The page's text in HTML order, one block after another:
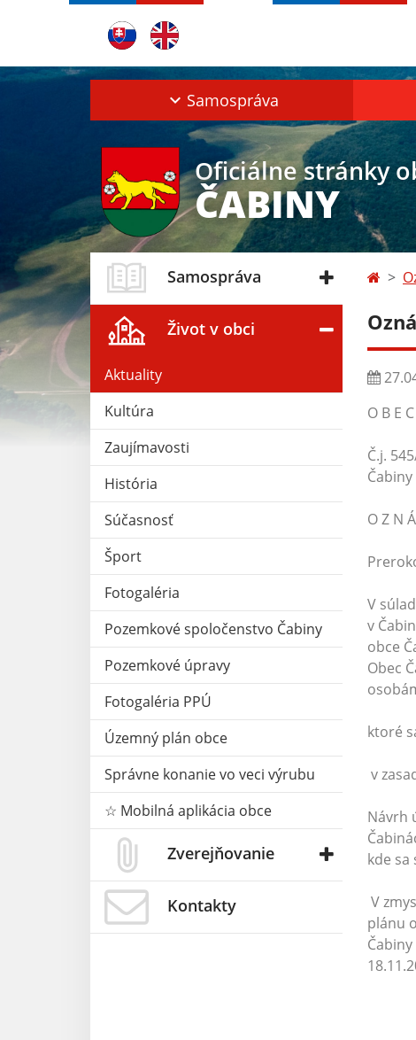
Samospráva
Oficiálne stránky
ČABINY
Samospráva
Život v obci
Aktuality
Kultúra
Zaujímavosti
História
Súčasnosť
Šport
Fotogaléria
Pozemkové spoločenstvo Čabiny
Pozemkové úpravy
Fotogaléria PPÚ
Územný plán obce
Správne konanie vo veci výrubu
☆ Mobilná aplikácia obce
Zverejňovanie
Kontakty
O B E
Č.j.
O Z N
V
v
obce
Obec
ktoré
v
Návrh
kde sa
V
plánu